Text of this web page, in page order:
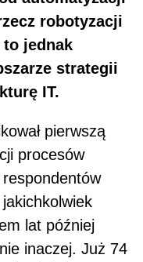
robotyzacji
to jednak
strategii
IT.
pierwszą
procesów
lat później
inaczej. Już 74